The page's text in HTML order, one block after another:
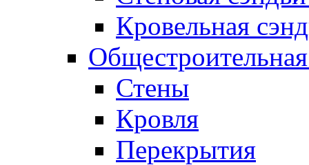
Кровельная
Стены
Кровля
Перекрытия